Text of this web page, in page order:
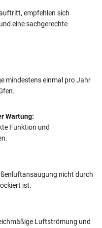
empfehlen sich
und eine sachgerechte
mindestens einmal pro Jahr
Wartung:
Funktion und
nicht durch
ist.
Luftströmung und